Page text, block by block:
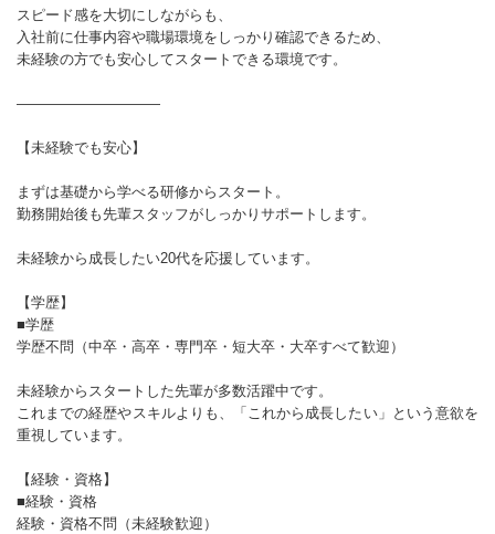
スピード感を大切にしながらも、
入社前に仕事内容や職場環境をしっかり確認できるため、
未経験の方でも安心してスタートできる環境です。
――――――――――
【未経験でも安心】
まずは基礎から学べる研修からスタート。
勤務開始後も先輩スタッフがしっかりサポートします。
未経験から成長したい20代を応援しています。
【学歴】
■学歴
学歴不問（中卒・高卒・専門卒・短大卒・大卒すべて歓迎）
未経験からスタートした先輩が多数活躍中です。
これまでの経歴やスキルよりも、「これから成長したい」という意欲を
重視しています。
【経験・資格】
■経験・資格
経験・資格不問（未経験歓迎）